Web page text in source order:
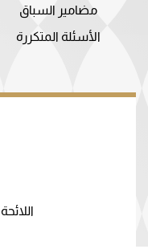
مضامير السباق
الأسئلة المتكررة